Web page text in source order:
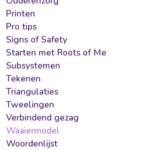
Printen
Pro tips
Signs of Safety
Starten met Roots of Me
Subsystemen
Tekenen
Triangulaties
Tweelingen
Verbindend gezag
Waaiermodel
Woordenlijst